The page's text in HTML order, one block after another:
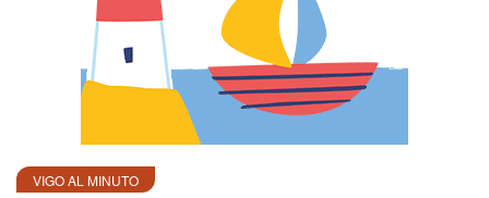
VIGO AL MINUTO